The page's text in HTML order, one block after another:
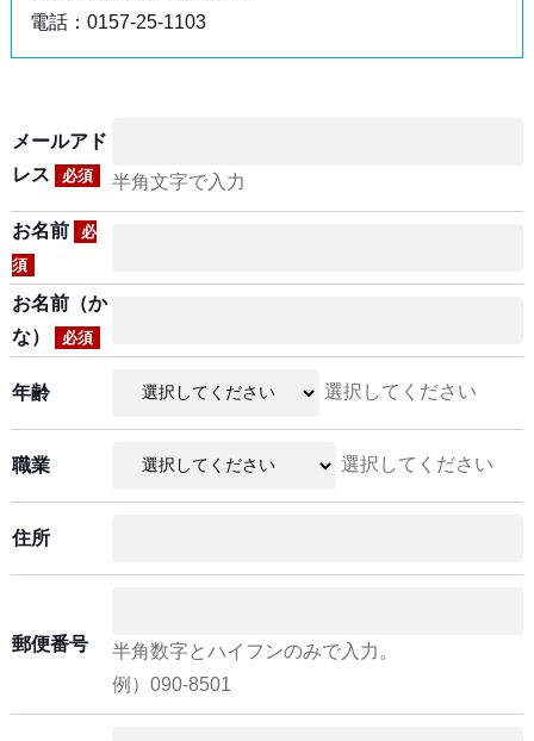
電話：0157-25-1103
メールアド
レス
必須 半角文字で入力
お名前
必
須
お名前（か
な）
必須
年齢 選択してください
職業 選択してください
住所
郵便番号
半角数字とハイフンのみで入力。
例）090-8501